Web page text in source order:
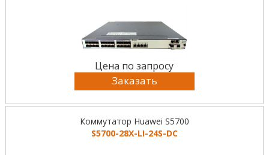
Цена по запросу
Заказать
Коммутатор Huawei S5700
S5700-28X-LI-24S-DC